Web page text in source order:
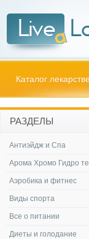
Каталог
РАЗДЕЛЫ
Антиэйдж и Спа
Арома Хромо Гидро
Аэробика и фитнес
Виды спорта
Все о питании
Диеты и голодание